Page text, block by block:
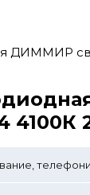
ДИММИР
4100К